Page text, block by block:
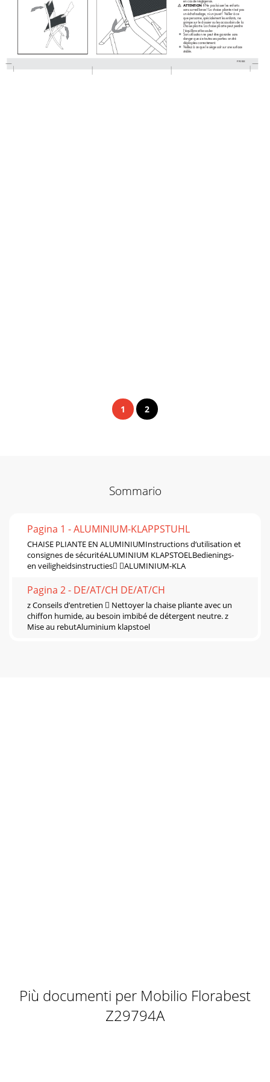
en cas de négligence.
ATTENTION ! Ne pas laisser les enfants
sans surveillance ! La chaise pliante n’est pas
un échafaudage, ni un jouet ! Veiller à ce
que personne, spécialement les enfants, ne
grimpe sur le dossier ou les accoudoirs de la
chaise pliante. La chaise pliante peut perdre
l’équilibre et basculer.
Son utilisation ne peut être garantie sans
danger que sie toutes ses parties on été
déployées correctement.
Veillez à ce que le siège soit sur une surface
stable.
FR/BE
1 2
Sommario
Pagina 1 - ALUMINIUM-KLAPPSTUHL
CHAISE PLIANTE EN ALUMINIUMInstructions d‘utilisation et
consignes de sécuritéALUMINIUM KLAPSTOELBedienings-
en veiligheidsinstructies ALUMINIUM-KLA
Pagina 2 - DE/AT/CH DE/AT/CH
z Conseils d’entretien  Nettoyer la chaise pliante avec un
chiffon humide, au besoin imbibé de détergent neutre. z
Mise au rebutAluminium klapstoel
Più documenti per Mobilio Florabest
Z29794A